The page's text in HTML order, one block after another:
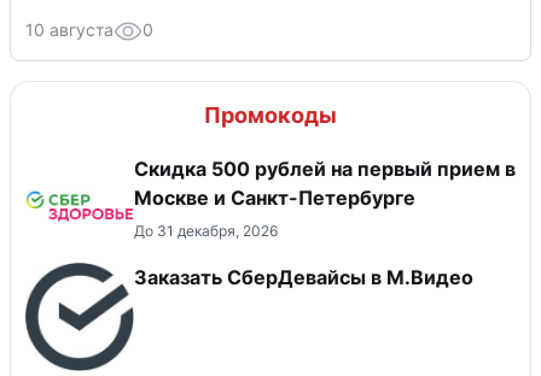
10 августа 0
Промокоды
Скидка 500 рублей на первый прием в
Москве и Санкт-Петербурге
До 31 декабря, 2026
Заказать СберДевайсы в М.Видео